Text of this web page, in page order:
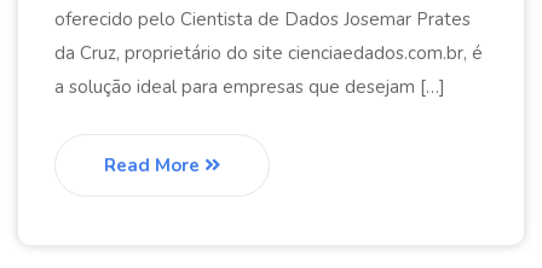
oferecido pelo Cientista de Dados Josemar Prates
da Cruz, proprietário do site cienciaedados.com.br, é
a solução ideal para empresas que desejam […]
Read More